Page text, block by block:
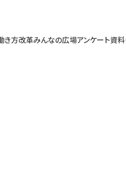
き方改革みんなの広場アンケート資料